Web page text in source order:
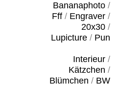
Bananaphoto/
Fff/ Engraver/
20x30/
Lupicture/ Pun
Interieur/
Kätzchen /
Blümchen / BW